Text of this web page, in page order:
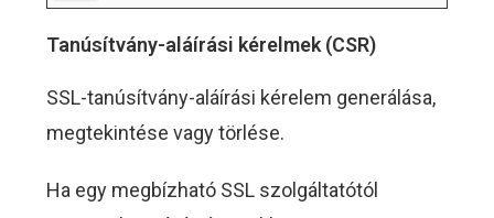
Tanúsítvány-aláírási kérelmek (CSR)
SSL-tanúsítvány-aláírási kérelem generálása,
megtekintése vagy törlése.
Ha egy megbízható SSL szolgáltatótól